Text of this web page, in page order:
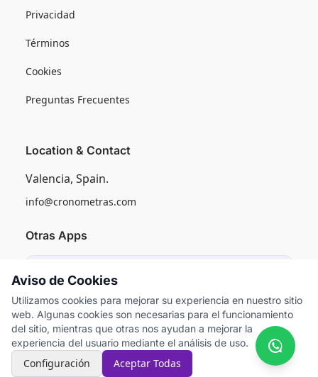
Privacidad
Términos
Cookies
Preguntas Frecuentes
Location & Contact
Valencia, Spain.
info@cronometras.com
Otras Apps
Control de Producción Industrial
Worksamp
Muestreo del Trabajo
Aviso de Cookies
Utilizamos cookies para mejorar su experiencia en nuestro sitio
web. Algunas cookies son necesarias para el funcionamiento
del sitio, mientras que otras nos ayudan a mejorar la
experiencia del usuario mediante el análisis de uso.
Configuración Aceptar Todas